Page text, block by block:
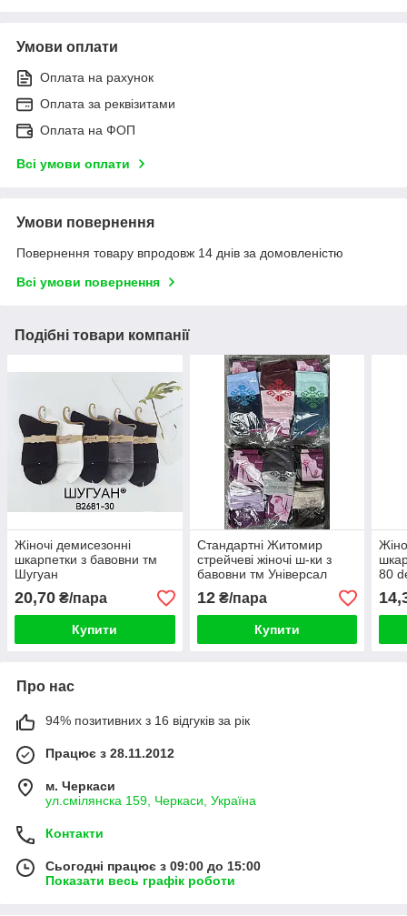
Умови оплати
Оплата на рахунок
Оплата за реквізитами
Оплата на ФОП
Всі умови оплати
Умови повернення
Повернення товару впродовж 14 днів за домовленістю
Всі умови повернення
Подібні товари компанії
Жіночі демисезонні
шкарпетки з бавовни тм
Шугуан
20,70 ₴/пара
Купити
Стандартні Житомир
стрейчеві жіночі ш-ки з
бавовни тм Універсал
12₴/пара
Купити
80
Про нас
94% позитивних з 16 відгуків за рік
Працює з 28.11.2012
м. Черкаси
ул.смілянска 159, Черкаси, Україна
Контакти
Сьогодні працює з 09:00 до 15:00
Показати весь графік роботи